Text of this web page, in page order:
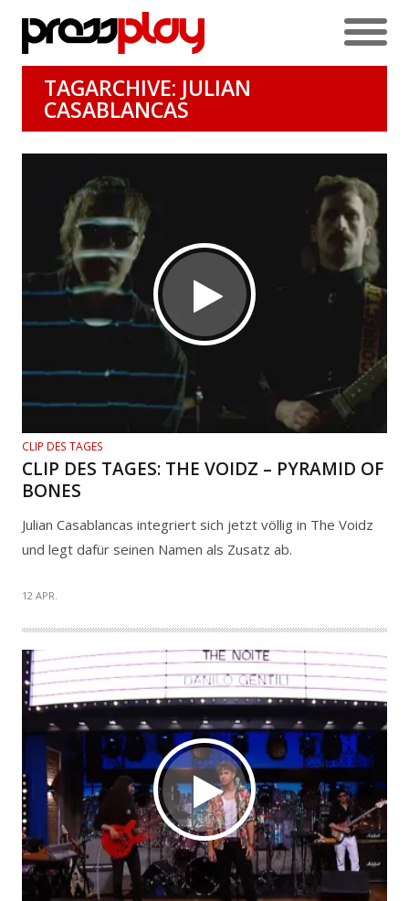
TAGARCHIVE: JULIAN
CASABLANCAS
CLIP DES TAGES
CLIP DES TAGES: THE VOIDZ – PYRAMID OF
BONES
Julian Casablancas integriert sich jetzt völlig in The Voidz
und legt dafür seinen Namen als Zusatz ab.
12 APR.